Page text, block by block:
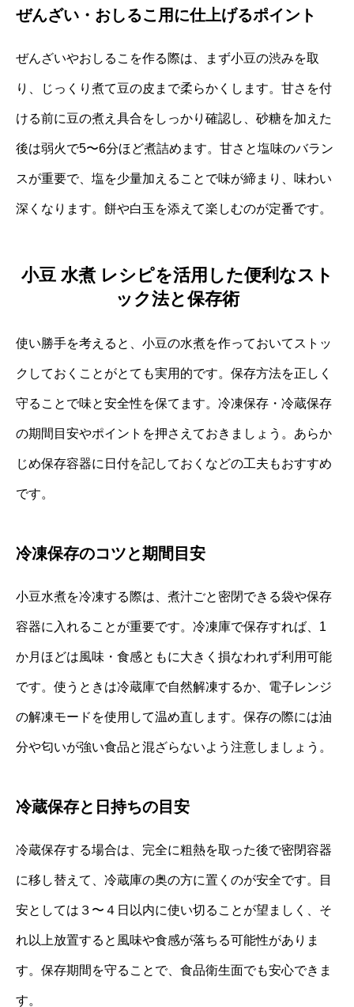
ぜんざい・おしるこ用に仕上げるポイント
ぜんざいやおしるこを作る際は、まず小豆の渋みを取
り、じっくり煮て豆の皮まで柔らかくします。甘さを付
ける前に豆の煮え具合をしっかり確認し、砂糖を加えた
後は弱火で5〜6分ほど煮詰めます。甘さと塩味のバラン
スが重要で、塩を少量加えることで味が締まり、味わい
深くなります。餅や白玉を添えて楽しむのが定番です。
小豆 水煮 レシピを活用した便利なスト
ック法と保存術
使い勝手を考えると、小豆の水煮を作っておいてストッ
クしておくことがとても実用的です。保存方法を正しく
守ることで味と安全性を保てます。冷凍保存・冷蔵保存
の期間目安やポイントを押さえておきましょう。あらか
じめ保存容器に日付を記しておくなどの工夫もおすすめ
です。
冷凍保存のコツと期間目安
小豆水煮を冷凍する際は、煮汁ごと密閉できる袋や保存
容器に入れることが重要です。冷凍庫で保存すれば、1
か月ほどは風味・食感ともに大きく損なわれず利用可能
です。使うときは冷蔵庫で自然解凍するか、電子レンジ
の解凍モードを使用して温め直します。保存の際には油
分や匂いが強い食品と混ざらないよう注意しましょう。
冷蔵保存と日持ちの目安
冷蔵保存する場合は、完全に粗熱を取った後で密閉容器
に移し替えて、冷蔵庫の奥の方に置くのが安全です。目
安としては３〜４日以内に使い切ることが望ましく、そ
れ以上放置すると風味や食感が落ちる可能性がありま
す。保存期間を守ることで、食品衛生面でも安心できま
す。